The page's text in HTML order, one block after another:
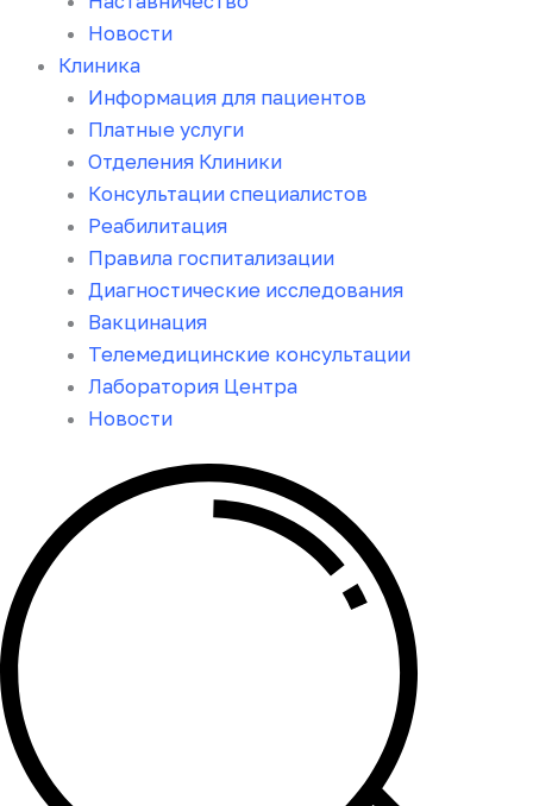
Новости
Клиника
Информация для пациентов
Платные услуги
Отделения Клиники
Консультации специалистов
Реабилитация
Правила госпитализации
Диагностические исследования
Вакцинация
Телемедицинские консультации
Лаборатория Центра
Новости